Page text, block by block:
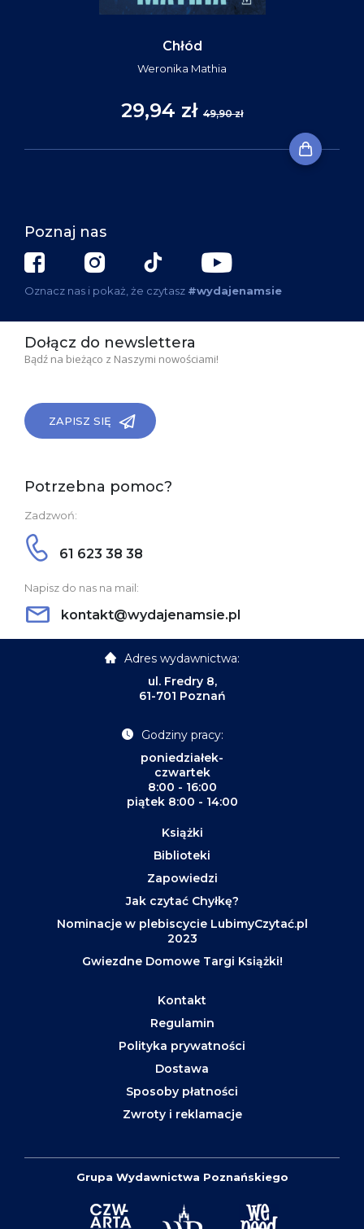
Chłód
Weronika Mathia
29,94 zł 49,90 zł
Poznaj nas
Oznacz nas i pokaż, że czytasz #wydajenamsie
Dołącz do newslettera
Bądź na bieżąco z Naszymi nowościami!
ZAPISZ SIĘ
Potrzebna pomoc?
Zadzwoń:
61 623 38 38
Napisz do nas na mail:
kontakt@wydajenamsie.pl
Adres wydawnictwa:
ul. Fredry 8,
61-701 Poznań
Godziny pracy:
poniedziałek-
czwartek
8:00 - 16:00
piątek 8:00 - 14:00
Książki
Biblioteki
Zapowiedzi
Jak czytać Chyłkę?
Nominacje w plebiscycie LubimyCzytać.pl
2023
Gwiezdne Domowe Targi Książki!
Kontakt
Regulamin
Polityka prywatności
Dostawa
Sposoby płatności
Zwroty i reklamacje
Grupa Wydawnictwa Poznańskiego